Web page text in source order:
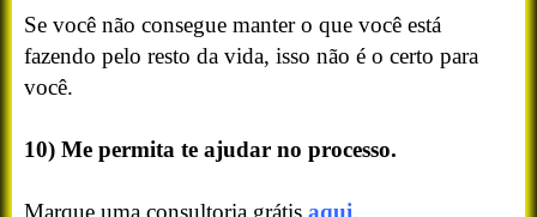
Se você não consegue manter o que você está
fazendo pelo resto da vida, isso não é o certo para
você.
10) Me permita te ajudar no processo.
Marque uma consultoria grátis aqui.